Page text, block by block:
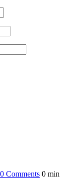
0 Comments 0 min